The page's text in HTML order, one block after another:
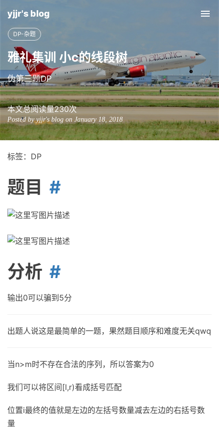
yjjr's blog
DP-杂题
雅礼集训 小c的线段树
伪第三题DP
本文总阅读量230次
Posted by yjjr's blog on January 18, 2018
标签：DP
题目
分析
输出0可以骗到5分
出题人说这是最简单的一题，果然题目顺序和难度无关qwq
当n>m时不存在合法的序列，所以答案为0
我们可以将区间[l,r)看成括号匹配
位置i最终的值就是左边的左括号数量减去左边的右括号数
量